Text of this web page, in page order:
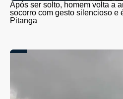
Após ser solto, homem volta a
socorro com gesto silencioso e
Pitanga